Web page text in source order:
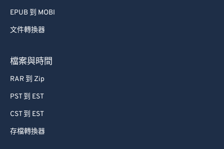
EPUB 到 MOBI
文件轉換器
檔案與時間
RAR 到 Zip
PST 到 EST
CST 到 EST
存檔轉換器